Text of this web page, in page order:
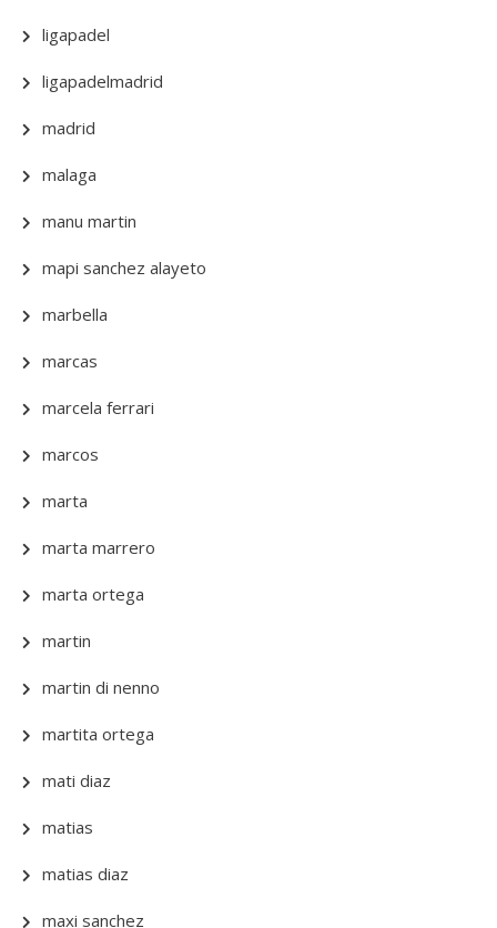
ligapadel
ligapadelmadrid
madrid
malaga
manu martin
mapi sanchez alayeto
marbella
marcas
marcela ferrari
marcos
marta
marta marrero
marta ortega
martin
martin di nenno
martita ortega
mati diaz
matias
matias diaz
maxi sanchez